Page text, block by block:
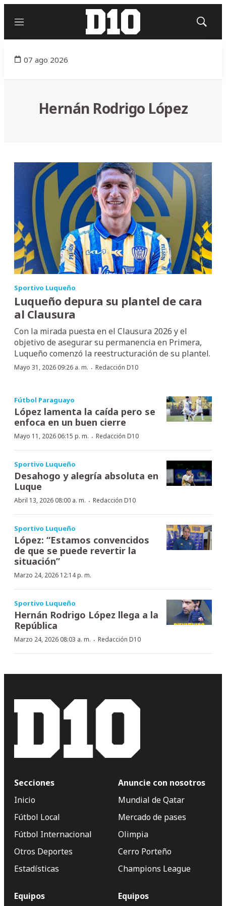
Menú
Mostrar
07 ago 2026
Hernán Rodrigo López
Sportivo Luqueño
Luqueño depura su plantel de cara
al Clausura
Con la mirada puesta en el Clausura 2026 y el
objetivo de asegurar su permanencia en Primera,
Luqueño comenzó la reestructuración de su plantel.
Mayo 31, 2026 09:26 a. m. · Redacción D10
Fútbol Paraguayo
López lamenta la caída pero se
enfoca en un buen cierre
Mayo 11, 2026 06:15 p. m. · Redacción D10
Sportivo Luqueño
Desahogo y alegría absoluta en
Luque
Abril 13, 2026 08:00 a. m. · Redacción D10
Sportivo Luqueño
López: “Estamos convencidos
de que se puede revertir la
situación”
Marzo 24, 2026 12:14 p. m.
Sportivo Luqueño
Hernán Rodrigo López llega a la
República
Marzo 24, 2026 08:03 a. m. · Redacción D10
Secciones
Inicio
Fútbol Local
Fútbol Internacional
Otros Deportes
Estadísticas
Anuncie con nosotros
Mundial de Qatar
Mercado de pases
Olimpia
Cerro Porteño
Champions League
Equipos Equipos